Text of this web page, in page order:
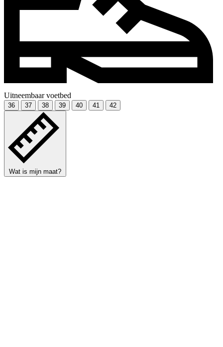
Uitneembaar voetbed
36 37 38 39 40 41 42
Wat is mijn maat?